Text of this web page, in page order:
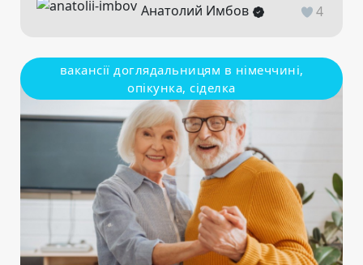
Анатолий Имбов 4
вакансії доглядальницям в німеччині,
опікунка, сіделка